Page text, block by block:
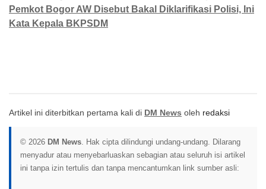
Pemkot Bogor AW Disebut Bakal Diklarifikasi Polisi, Ini
Kata Kepala BKPSDM
Artikel ini diterbitkan pertama kali di DM News oleh redaksi
© 2026 DM News. Hak cipta dilindungi undang-undang. Dilarang
menyadur atau menyebarluaskan sebagian atau seluruh isi artikel
ini tanpa izin tertulis dan tanpa mencantumkan link sumber asli: